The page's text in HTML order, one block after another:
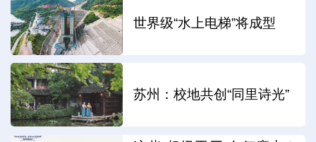
世界级“水上电梯”将成型
苏州：校地共创“同里诗光”